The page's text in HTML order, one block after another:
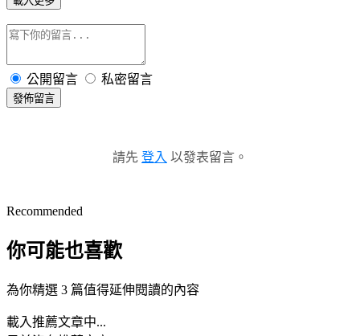
公開留言 私密留言
發佈留言
請先 登入 以發表留言。
Recommended
你可能也喜歡
為你精選 3 篇值得延伸閱讀的內容
載入推薦文章中...